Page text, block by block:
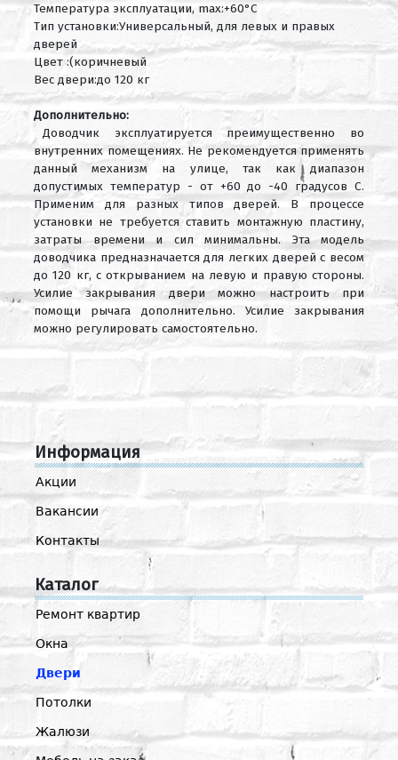
Температура эксплуатации, max:+60°C
Тип установки:Универсальный, для левых и правых
дверей
Цвет :(коричневый
Вес двери:до 120 кг
Дополнительно:
Доводчик эксплуатируется преимущественно во
внутренних помещениях. Не рекомендуется применять
данный механизм на улице, так как диапазон
допустимых температур - от +60 до -40 градусов С.
Применим для разных типов дверей. В процессе
установки не требуется ставить монтажную пластину,
затраты времени и сил минимальны. Эта модель
доводчика предназначается для легких дверей с весом
до 120 кг, с открыванием на левую и правую стороны.
Усилие закрывания двери можно настроить при
помощи рычага дополнительно. Усилие закрывания
можно регулировать самостоятельно.
Информация
Акции
Вакансии
Контакты
Каталог
Ремонт квартир
Окна
Двери
Потолки
Жалюзи